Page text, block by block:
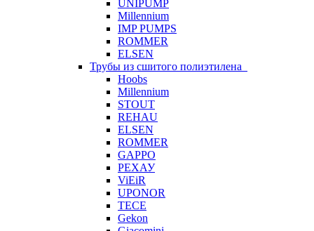
UNIPUMP
Millennium
IMP PUMPS
ROMMER
ELSEN
Трубы из сшитого полиэтилена
Hoobs
Millennium
STOUT
REHAU
ELSEN
ROMMER
GAPPO
РЕХАУ
ViEiR
UPONOR
TECE
Gekon